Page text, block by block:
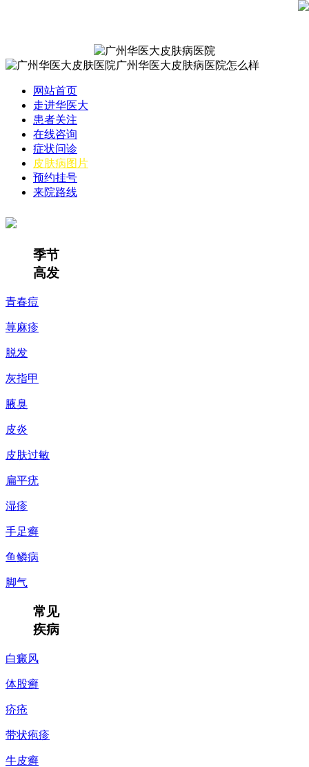
网站首页
走进华医大
患者关注
在线咨询
症状问诊
皮肤病图片
预约挂号
来院路线
季节
高发
青春痘
荨麻疹
脱发
灰指甲
腋臭
皮炎
皮肤过敏
扁平疣
湿疹
手足癣
鱼鳞病
脚气
常见
疾病
白癜风
体股癣
疥疮
带状疱疹
牛皮癣